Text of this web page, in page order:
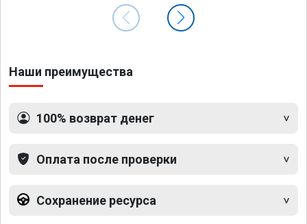
Наши преимущества
100% возврат денег
Оплата после проверки
Сохранение ресурса